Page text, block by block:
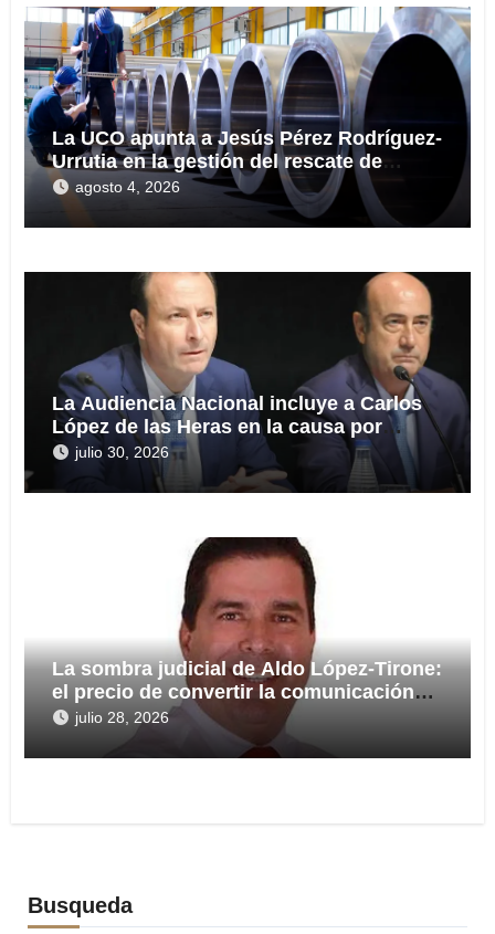
La UCO apunta a Jesús Pérez Rodríguez-
Urrutia en la gestión del rescate de
Tubos Reunidos
agosto 4, 2026
La Audiencia Nacional incluye a Carlos
López de las Heras en la causa por
presuntas irregularidades en el rescate
de 112,8 millones a Tubos Reunidos
julio 30, 2026
La sombra judicial de Aldo López-Tirone:
el precio de convertir la comunicación
en arma
julio 28, 2026
Busqueda